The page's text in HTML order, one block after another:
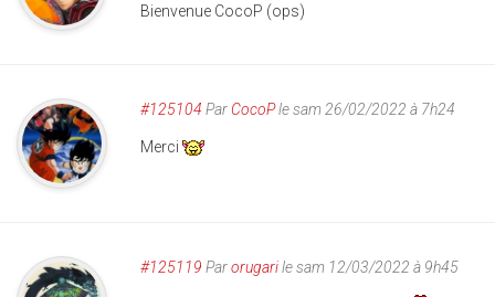
Bienvenue CocoP (ops)
#125104 Par CocoPle sam 26/02/2022 à 7h24
Merci
#125119 Parorugarile sam 12/03/2022 à 9h45